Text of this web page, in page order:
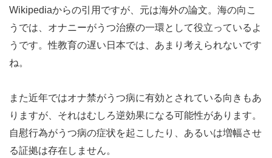
Wikipediaからの引用ですが、元は海外の論文。海の向こ
うでは、オナニーがうつ治療の一環として役立っているよ
うです。性教育の遅い日本では、あまり考えられないです
ね。
また近年ではオナ禁がうつ病に有効とされている向きもあ
りますが、それはむしろ逆効果になる可能性があります。
自慰行為がうつ病の症状を起こしたり、あるいは増幅させ
る証拠は存在しません。